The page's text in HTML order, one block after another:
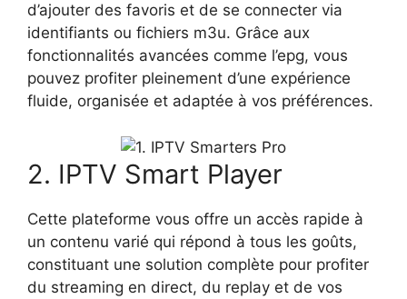
d’ajouter des favoris et de se connecter via
identifiants ou fichiers m3u. Grâce aux
fonctionnalités avancées comme l’epg, vous
pouvez profiter pleinement d’une expérience
fluide, organisée et adaptée à vos préférences.
2. IPTV Smart Player
Cette plateforme vous offre un accès rapide à
un contenu varié qui répond à tous les goûts,
constituant une solution complète pour profiter
du streaming en direct, du replay et de vos